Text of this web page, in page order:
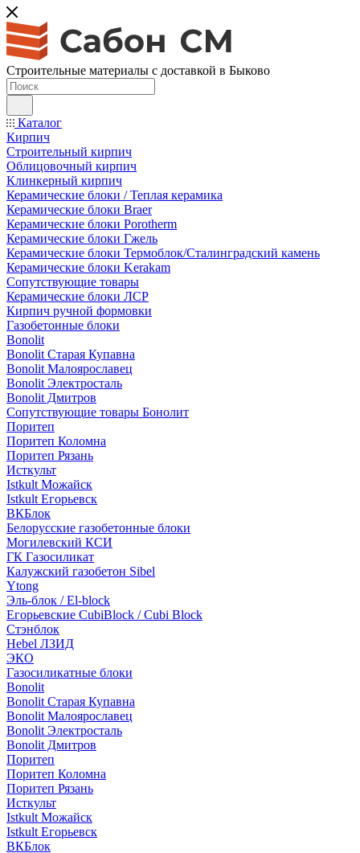
Строительные материалы с доставкой в Быково
Каталог
Кирпич
Строительный кирпич
Облицовочный кирпич
Клинкерный кирпич
Керамические блоки / Теплая керамика
Керамические блоки Braer
Керамические блоки Porotherm
Керамические блоки Гжель
Керамические блоки Термоблок/Сталинградский камень
Керамические блоки Kerakam
Сопутствующие товары
Керамические блоки ЛСР
Кирпич ручной формовки
Газобетонные блоки
Bonolit
Bonolit Старая Купавна
Bonolit Малоярославец
Bonolit Электросталь
Bonolit Дмитров
Сопутствующие товары Бонолит
Поритеп
Поритеп Коломна
Поритеп Рязань
Исткульт
Istkult Можайск
Istkult Егорьевск
ВКБлок
Белорусские газобетонные блоки
Могилевский КСИ
ГК Газосиликат
Калужский газобетон Sibel
Ytong
Эль-блок / El-block
Егорьевские CubiBlock / Cubi Block
Стэнблок
Hebel ЛЗИД
ЭКО
Газосиликатные блоки
Bonolit
Bonolit Старая Купавна
Bonolit Малоярославец
Bonolit Электросталь
Bonolit Дмитров
Поритеп
Поритеп Коломна
Поритеп Рязань
Исткульт
Istkult Можайск
Istkult Егорьевск
ВКБлок